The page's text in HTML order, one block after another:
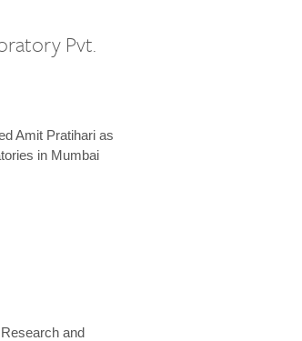
Pvt.
Amit Pratihari as
in Mumbai
and